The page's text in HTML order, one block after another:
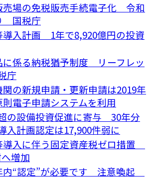
売場の免税販売手続電子化 令和
国税庁
導入計画 1年で8,920億円の投資
に係る納税猶予制度 リーフレッ
庁
の新規申請・更新申請は2019年
電子申請システムを利用
の設備投資促進に寄与 30年分
入計画認定は17,900件弱に
導入に伴う固定資産税ゼロ措置
増加
内“認定”が必要です 注意喚起